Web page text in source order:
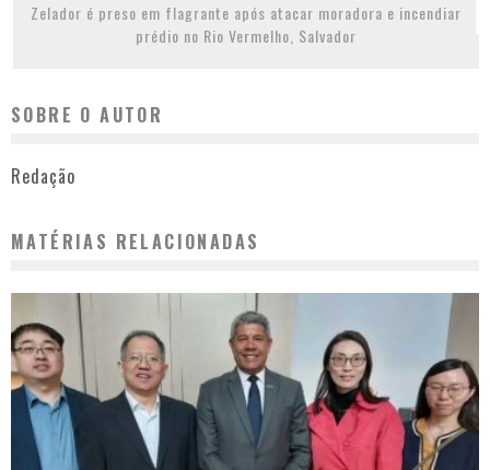
Zelador é preso em flagrante após atacar moradora e incendiar
prédio no Rio Vermelho, Salvador
SOBRE O AUTOR
Redação
MATÉRIAS RELACIONADAS